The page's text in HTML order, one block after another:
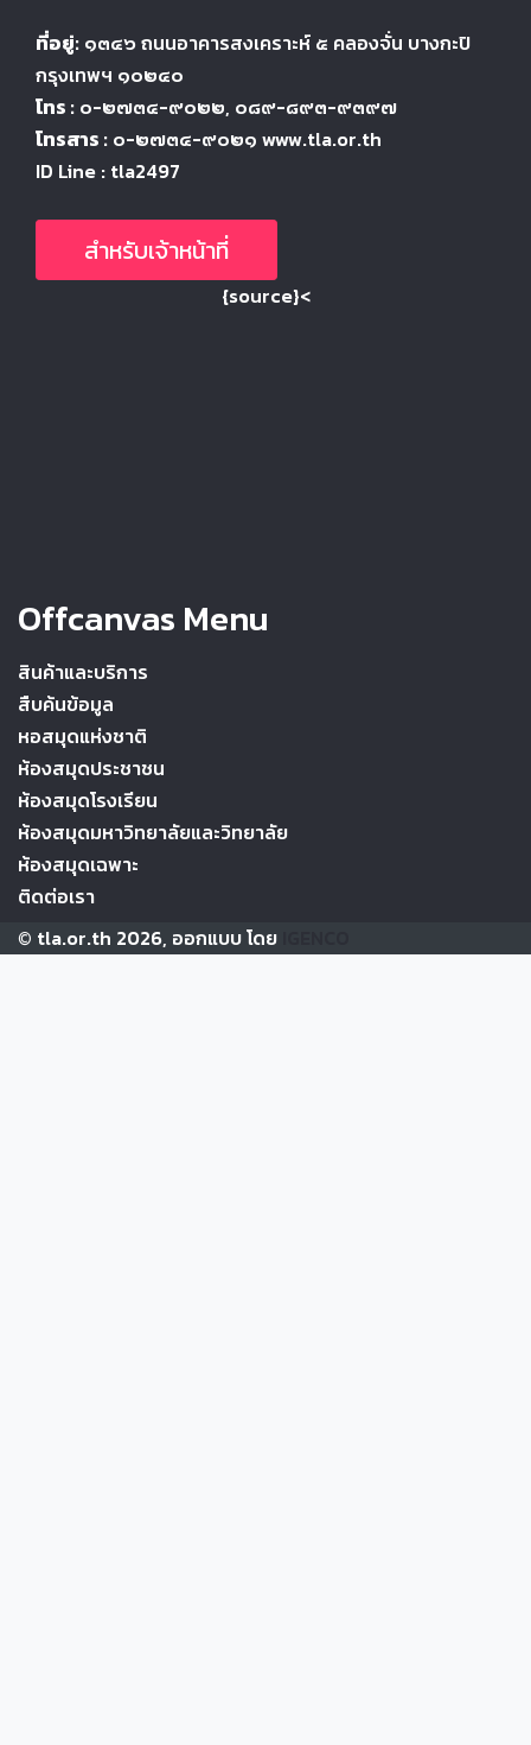
ที่อยู่: ๑๓๔๖ ถนนอาคารสงเคราะห์ ๕ คลองจั่น บางกะปิ
กรุงเทพฯ ๑๐๒๔๐
โทร : ๐-๒๗๓๔-๙๐๒๒, ๐๘๙-๘๙๓-๙๓๙๗
โทรสาร : ๐-๒๗๓๔-๙๐๒๑ www.tla.or.th
ID Line : tla2497
สำหรับเจ้าหน้าที่
{source}<
Offcanvas Menu
สินค้าและบริการ
สืบค้นข้อมูล
หอสมุดแห่งชาติ
ห้องสมุดประชาชน
ห้องสมุดโรงเรียน
ห้องสมุดมหาวิทยาลัยและวิทยาลัย
ห้องสมุดเฉพาะ
ติดต่อเรา
© tla.or.th 2026, ออกแบบ โดย